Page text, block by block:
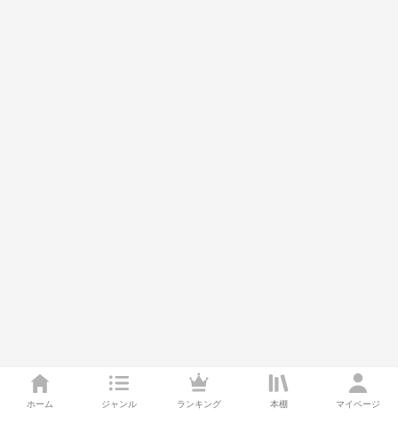
ホーム ジャンル ランキング 本棚 マイページ